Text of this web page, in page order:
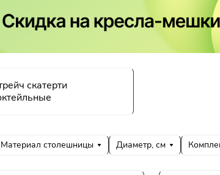
скатерти
Материал столешницы Диаметр, см